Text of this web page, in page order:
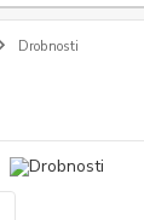
Drobnosti